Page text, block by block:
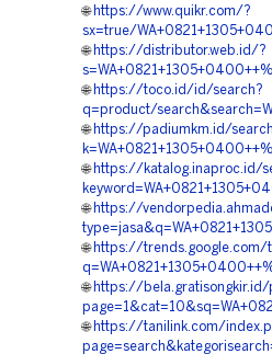
🌐 https://www.quikr.com/?
sx=true/
🌐 https://distributor.web.id/?
🌐 https://toco.id/id/search?
q=product/
🌐 https://padiumkm.id/
🌐 https://katalog.inaproc.id/
🌐 https://
🌐 https://trends.google.com/
🌐 https://
🌐 https://tanilink.com/